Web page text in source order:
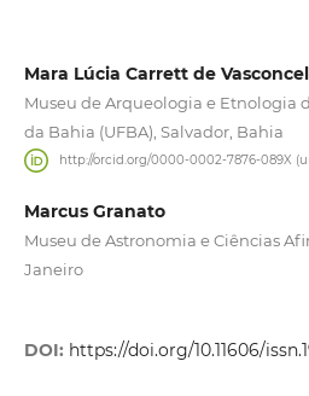
Mara Lúcia Carrett de
Museu de Arqueologia e Etnologia
da Bahia (UFBA), Salvador, Bahia
http://orcid.org/0000-0002-7876-089X
Marcus Granato
Museu de Astronomia e Ciências
Janeiro
DOI: https://doi.org/10.11606/